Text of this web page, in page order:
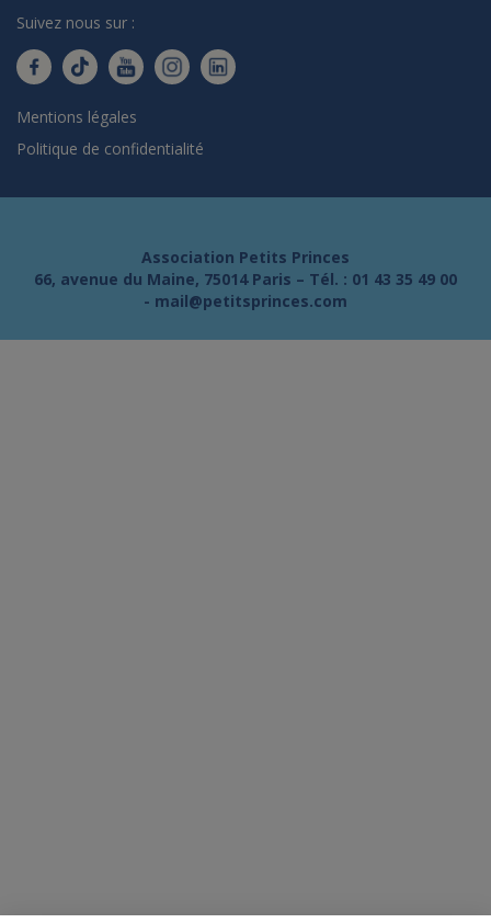
Suivez nous sur :
Mentions légales
Politique de confidentialité
Association Petits Princes
66, avenue du Maine, 75014 Paris – Tél. : 01 43 35 49 00
- mail@petitsprinces.com